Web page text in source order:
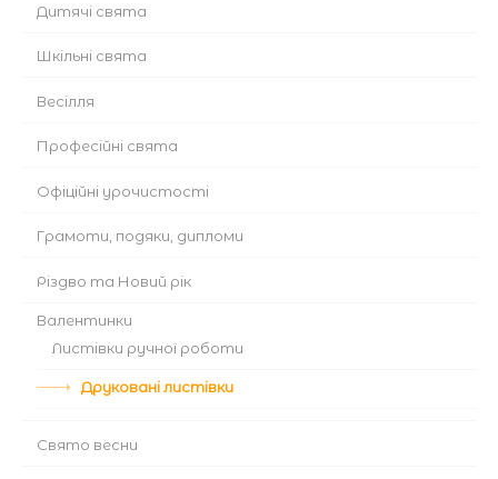
Дитячі свята
Шкільні свята
Весілля
Професійні свята
Офіційні урочистості
Грамоти, подяки, дипломи
Різдво та Новий рік
Валентинки
Листівки ручної роботи
Друковані листівки
Cвято весни